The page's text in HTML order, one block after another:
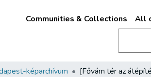
Communities & Collections All
képarchívum